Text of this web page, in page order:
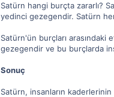
Satürn hangi burçta zararlı?
yedinci gezegendir. Satürn
Satürn'ün burçları arasındaki
gezegendir ve bu burçlarda
Sonuç
Satürn, insanların